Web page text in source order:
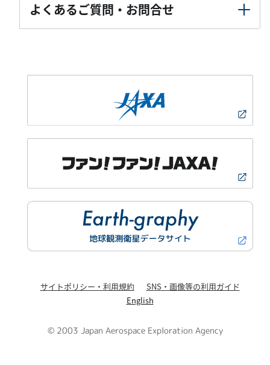
よくあるご質問・お問合せ
サイトポリシー・利用規約
SNS・画像等の利用ガイド
English
© 2003 Japan Aerospace Exploration Agency